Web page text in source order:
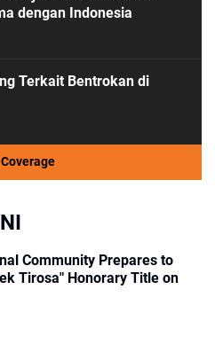
dengan Indonesia
Terkait Bentrokan di
Community Prepares to
Tirosa" Honorary Title on